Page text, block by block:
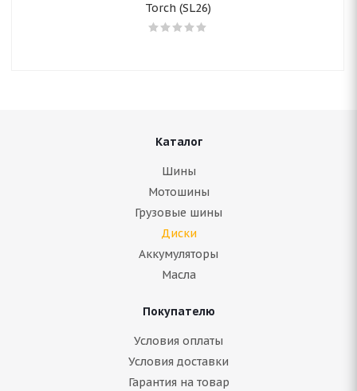
Torch (SL26)
Каталог
Шины
Мотошины
Грузовые шины
Диски
Аккумуляторы
Масла
Покупателю
Условия оплаты
Условия доставки
Гарантия на товар